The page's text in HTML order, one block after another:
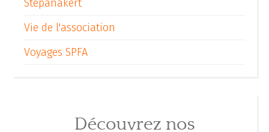
Stepanakert
Vie de l'association
Voyages SPFA